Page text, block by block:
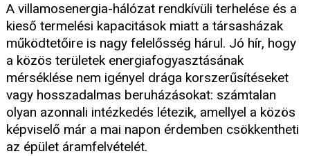
A villamosenergia-hálózat rendkívüli terhelése és a
kieső termelési kapacitások miatt a társasházak
működtetőire is nagy felelősség hárul. Jó hír, hogy
a közös területek energiafogyasztásának
mérséklése nem igényel drága korszerűsítéseket
vagy hosszadalmas beruházásokat: számtalan
olyan azonnali intézkedés létezik, amellyel a közös
képviselő már a mai napon érdemben csökkentheti
az épület áramfelvételét.